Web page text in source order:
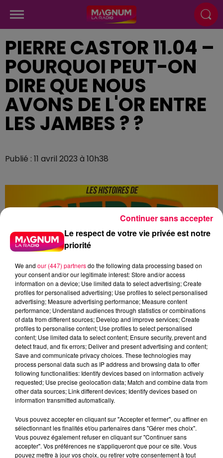
PIERRE CASTOR 11.04 –
POURQUOI PEUT-ON
DIRE QUE NOUS
AVONS DE L'OR ENTRE
LES JAMBES ? ?
Publié : 11 avril 2023 à 10h38
peut-on-dire-que-nous-avons-de-lor-entre-les-
jambes.
Le respect de votre vie privée est notre
priorité
We and our (447) partnersdo the following data processing based on
your consent and/or our legitimate interest: Store and/or access
information on a device; Use limited data to select advertising; Create
profiles for personalised advertising; Use profiles to select personalised
advertising; Measure advertising performance; Measure content
performance; Understand audiences through statistics or combinations
of data from different sources; Develop and improve services; Create
profiles to personalise content; Use profiles to select personalised
content; Use limited data to select content; Ensure security, prevent and
detect fraud, and fix errors; Deliver and present advertising and content;
Save and communicate privacy choices. These technologies may
process personal data such as IP address and browsing data to offer
following functionalities: Identify devices based on information actively
requested; Use precise geolocation data; Match and combine data from
other data sources; Link different devices; Identify devices based on
information transmitted automatically.
Vous pouvez accepter en cliquant sur "Accepter et fermer", ou affiner en
sélectionnant les finalités et/ou partenaires dans "Gérer mes choix".
Vous pouvez également refuser en cliquant sur "Continuer sans
accepter". Vos préférences ne s'appliqueront que pour ce site. Vous
pouvez mettre à jour vos choix, ou retirer votre consentement à tout
Continuer sans accepter